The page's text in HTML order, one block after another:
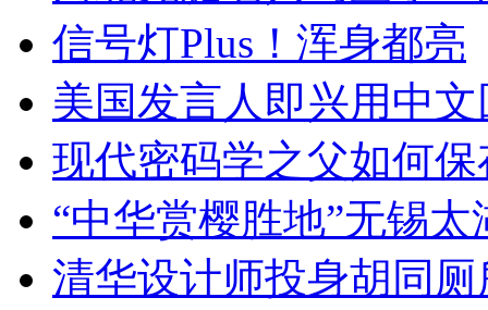
信号灯Plus！浑身都亮
美国发言人即兴用中
现代密码学之父如何
“中华赏樱胜地”无锡
清华设计师投身胡同